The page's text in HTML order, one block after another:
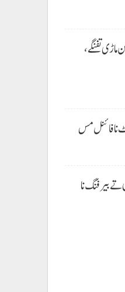
تفنگے،
نا فائنل مس
تے بیرفنگ نا